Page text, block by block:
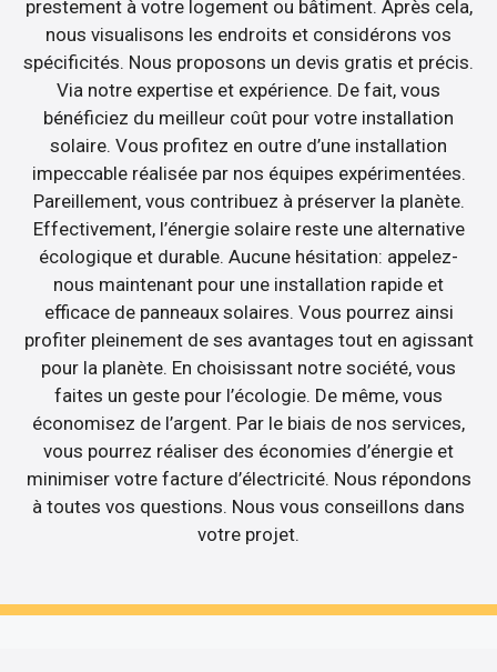
prestement à votre logement ou bâtiment. Après cela,
nous visualisons les endroits et considérons vos
spécificités. Nous proposons un devis gratis et précis.
Via notre expertise et expérience. De fait, vous
bénéficiez du meilleur coût pour votre installation
solaire. Vous profitez en outre d’une installation
impeccable réalisée par nos équipes expérimentées.
Pareillement, vous contribuez à préserver la planète.
Effectivement, l’énergie solaire reste une alternative
écologique et durable. Aucune hésitation: appelez-
nous maintenant pour une installation rapide et
efficace de panneaux solaires. Vous pourrez ainsi
profiter pleinement de ses avantages tout en agissant
pour la planète. En choisissant notre société, vous
faites un geste pour l’écologie. De même, vous
économisez de l’argent. Par le biais de nos services,
vous pourrez réaliser des économies d’énergie et
minimiser votre facture d’électricité. Nous répondons
à toutes vos questions. Nous vous conseillons dans
votre projet.